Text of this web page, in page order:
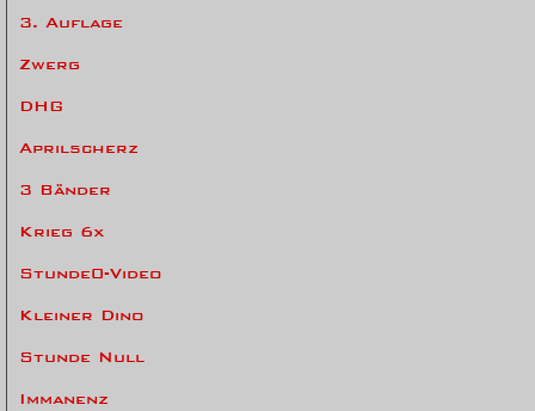
3. Auflage
Zwerg
DHG
Aprilscherz
3 Bänder
Krieg 6x
Stunde0-Video
Kleiner Dino
Stunde Null
Immanenz